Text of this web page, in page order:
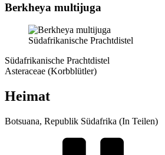
Berkheya multijuga
Südafrikanische Prachtdistel
Südafrikanische Prachtdistel
Asteraceae (Korbblütler)
Heimat
Botsuana, Republik Südafrika (In Teilen)